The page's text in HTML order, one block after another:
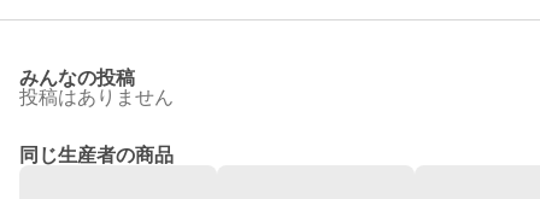
みんなの投稿
投稿はありません
同じ生産者の商品